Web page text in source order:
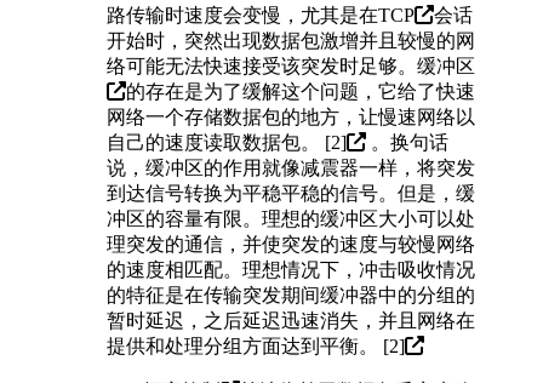
路传输时速度会变慢，尤其是在TCP
会话
开始时，突然出现数据包激增并且较慢的网
络可能无法快速接受该突发时足够。 缓冲区
的存在是为了缓解这个问题，它给了快速
网络一个存储数据包的地方，让慢速网络以
自己的速度读取数据包。 [2]
。换句话
说，缓冲区的作用就像减震器一样，将突发
到达信号转换为平稳平稳的信号。但是，缓
冲区的容量有限。理想的缓冲区大小可以处
理突发的通信，并使突发的速度与较慢网络
的速度相匹配。理想情况下，冲击吸收情况
的特征是在传输突发期间缓冲器中的分组的
暂时延迟，之后延迟迅速消失，并且网络在
提供和处理分组方面达到平衡。 [2]